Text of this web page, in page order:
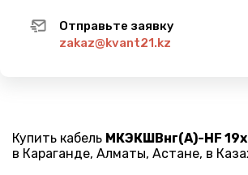
Отправьте заявку
zakaz@kvant21.kz
Купить кабель МКЭКШВнг(A)-HF
в Караганде, Алматы, Астане, в